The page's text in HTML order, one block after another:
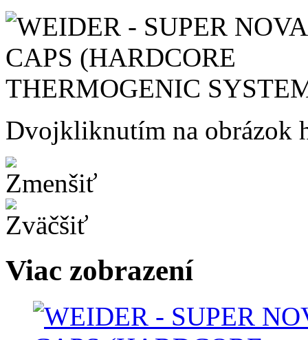
Dvojkliknutím na obrázok
Viac zobrazení